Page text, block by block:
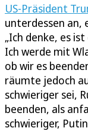
US-Präsident
unterdessen an,
„Ich denke, es
Ich werde mit
ob wir es
räumte jedoch
schwieriger sei,
beenden, als
schwieriger,